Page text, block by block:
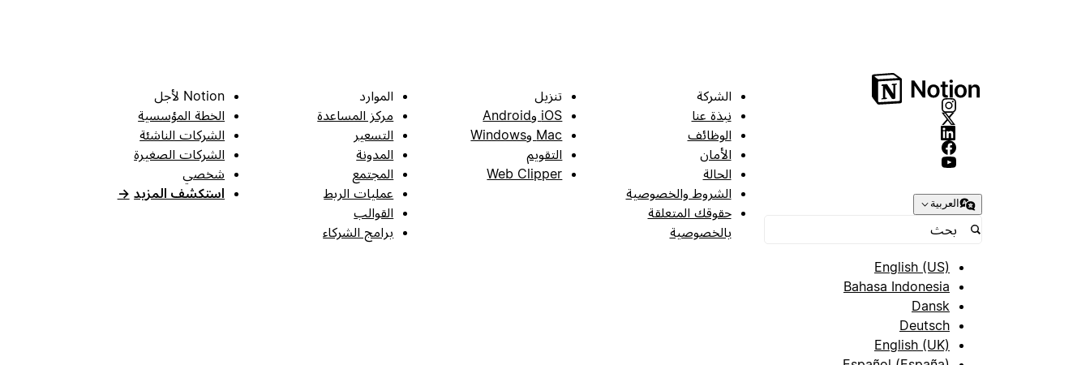
العربية
English (US)
Bahasa Indonesia
Dansk
Deutsch
English (UK)
الشركة
نبذة عنا
الوظائف
الأمان
الحالة
الشروط والخصوصية
حقوقك المتعلقة
بالخصوصية
تنزيل
iOS وAndroid
Mac وWindows
التقويم
Web Clipper
الموارد
مركز المساعدة
التسعير
المدونة
المجتمع
عمليات الربط
القوالب
برامج الشركاء
Notion لأجل
الخطة المؤسسية
الشركات الناشئة
الشركات الصغيرة
شخصي
استكشف المزيد →